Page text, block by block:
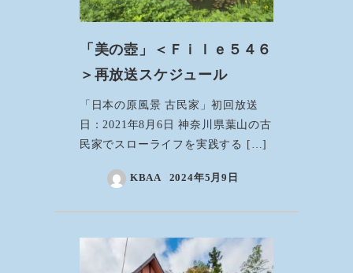
「美の壺」＜Ｆｉｌｅ５４６
＞再放送スケジュール
「日本の原風景 古民家」初回放送
日：2021年8月6日 神奈川県葉山の古
民家でスローライフを実践する […]
KBAA 2024年5月9日